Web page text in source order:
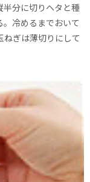
分に切りヘタと種
冷めるまでおいて
ぎは薄切りにして